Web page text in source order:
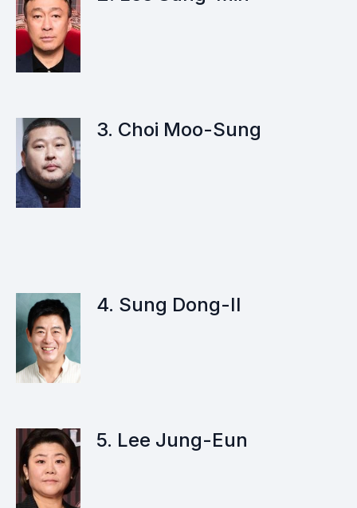
d’une profondeur et d’une texture indispensables à
l’équilibre des séries.
Souvent dotés d’une carrière dense et d’une forte
visibilité, leur talent et leur constance en font des
visages incontournables du petit écran coréen,
parfois aussi identifiés et appréciés que les stars de
premier plan, mais dans un registre différent,
construit sur la durée et la multiplicité des rôles.
rôle pour s’inscrire comme un pilier discret mais
fondamental de l’industrie.
3. Choi Moo-Sung
4. Sung Dong-Il
5. Lee Jung-Eun